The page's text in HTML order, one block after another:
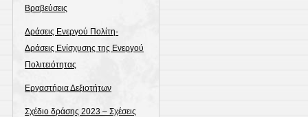
Βραβεύσεις
Δράσεις Ενεργού Πολίτη-
Δράσεις Ενίσχυσης της Ενεργού
Πολιτειότητας
Εργαστήρια Δεξιοτήτων
Σχέδιο δράσης 2023 – Σχέσεις